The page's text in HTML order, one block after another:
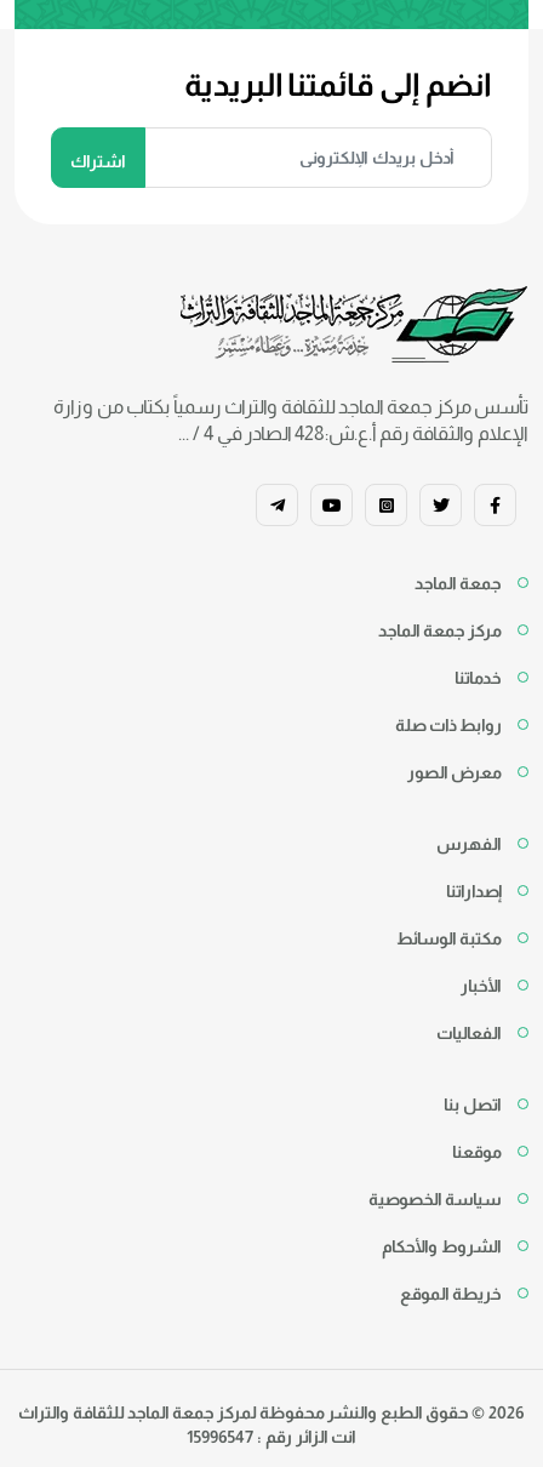
انضم إلى قائمتنا البريدية
تأسس مركز جمعة الماجد للثقافة والتراث رسمياً بكتاب من وزارة
الإعلام والثقافة رقم أ.ع.ش:428 الصادر في 4 / ...
جمعة الماجد
مركز جمعة الماجد
خدماتنا
روابط ذات صلة
معرض الصور
الفهرس
إصداراتنا
مكتبة الوسائط
الأخبار
الفعاليات
اتصل بنا
موقعنا
سياسة الخصوصية
الشروط والأحكام
خريطة الموقع
2026 © حقوق الطبع والنشر محفوظة لمركز جمعة الماجد للثقافة والتراث
انت الزائر رقم : 15996547